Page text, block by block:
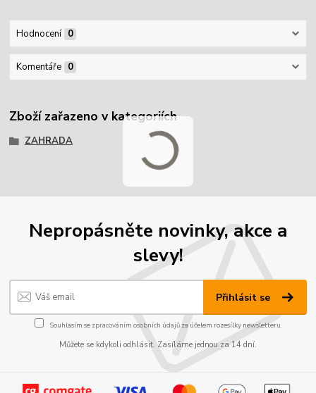
Hodnocení 0
Komentáře 0
Zboží zařazeno v kategoriích
ZAHRADA
Nepropásněte novinky, akce a
slevy!
Přihlásit se
Souhlasím se zpracováním osobních údajůza účelem rozesílky newsletteru.
Můžete se kdykoli odhlásit. Zasíláme jednou za 14 dní.